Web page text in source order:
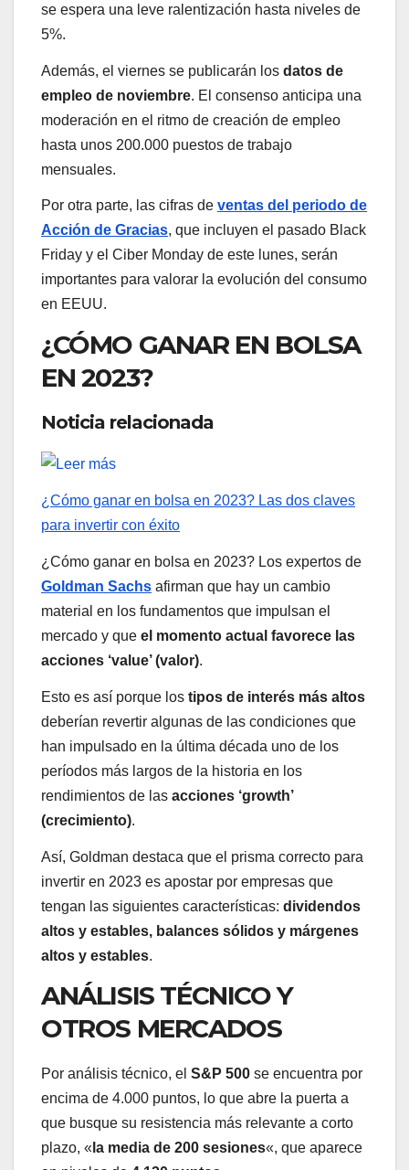
se espera una leve ralentización hasta niveles de
5%.
Además, el viernes se publicarán los datos de
empleo de noviembre. El consenso anticipa una
moderación en el ritmo de creación de empleo
hasta unos 200.000 puestos de trabajo
mensuales.
Por otra parte, las cifras de ventas del periodo de
Acción de Gracias, que incluyen el pasado Black
Friday y el Ciber Monday de este lunes, serán
importantes para valorar la evolución del consumo
en EEUU.
¿CÓMO GANAR EN BOLSA
EN 2023?
Noticia relacionada
¿Cómo ganar en bolsa en 2023? Las dos claves
para invertir con éxito
¿Cómo ganar en bolsa en 2023? Los expertos de
Goldman Sachs afirman que hay un cambio
material en los fundamentos que impulsan el
mercado y que el momento actual favorece las
acciones ‘value’ (valor).
Esto es así porque los tipos de interés más altos
deberían revertir algunas de las condiciones que
han impulsado en la última década uno de los
períodos más largos de la historia en los
rendimientos de las acciones ‘growth’
(crecimiento).
Así, Goldman destaca que el prisma correcto para
invertir en 2023 es apostar por empresas que
tengan las siguientes características: dividendos
altos y estables, balances sólidos y márgenes
altos y estables.
ANÁLISIS TÉCNICO Y
OTROS MERCADOS
Por análisis técnico, el S&P 500 se encuentra por
encima de 4.000 puntos, lo que abre la puerta a
que busque su resistencia más relevante a corto
plazo, « la media de 200 sesiones«, que aparece